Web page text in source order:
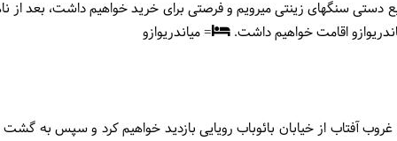
دستی سنگهای زینتی میرویم و فرصتی برای خرید خواهیم داشت، بعد
اقامت خواهیم داشت.
= میاندریوازو
آفتاب از خیابان بائوباب رویایی بازدید خواهیم کرد و سپس به گشت